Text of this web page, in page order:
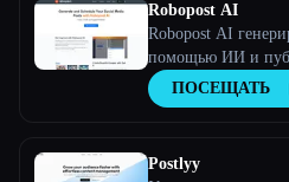
Robopost AI
Robopost AI
помощью ИИ и
своих учетных
ПОСЕЩАТЬ
Postlyy